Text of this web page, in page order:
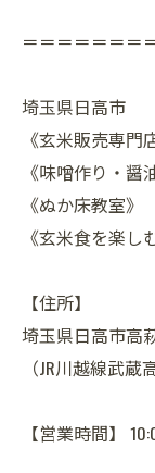
＝＝＝＝＝＝＝
埼玉県日高市
《玄米販売専門
《味噌作り・醤
《ぬか床教室》
《玄米食を楽し
【住所】
埼玉県日高市高
（JR川越線武蔵
【営業時間】